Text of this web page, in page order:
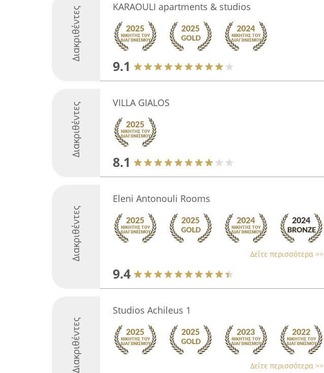
Διακριθέντες KARAOULI apartments & studios
9.1
Διακριθέντες VILLA GIALOS
8.1
Διακριθέντες
Eleni Antonouli Rooms
Δείτε περισσότερα >>
9.4
Διακριθέντες
Studios Achileus 1
Δείτε περισσότερα >>